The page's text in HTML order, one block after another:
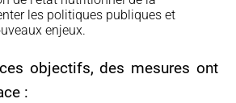
les politiques publiques et
enjeux.
objectifs, des mesures ont
: